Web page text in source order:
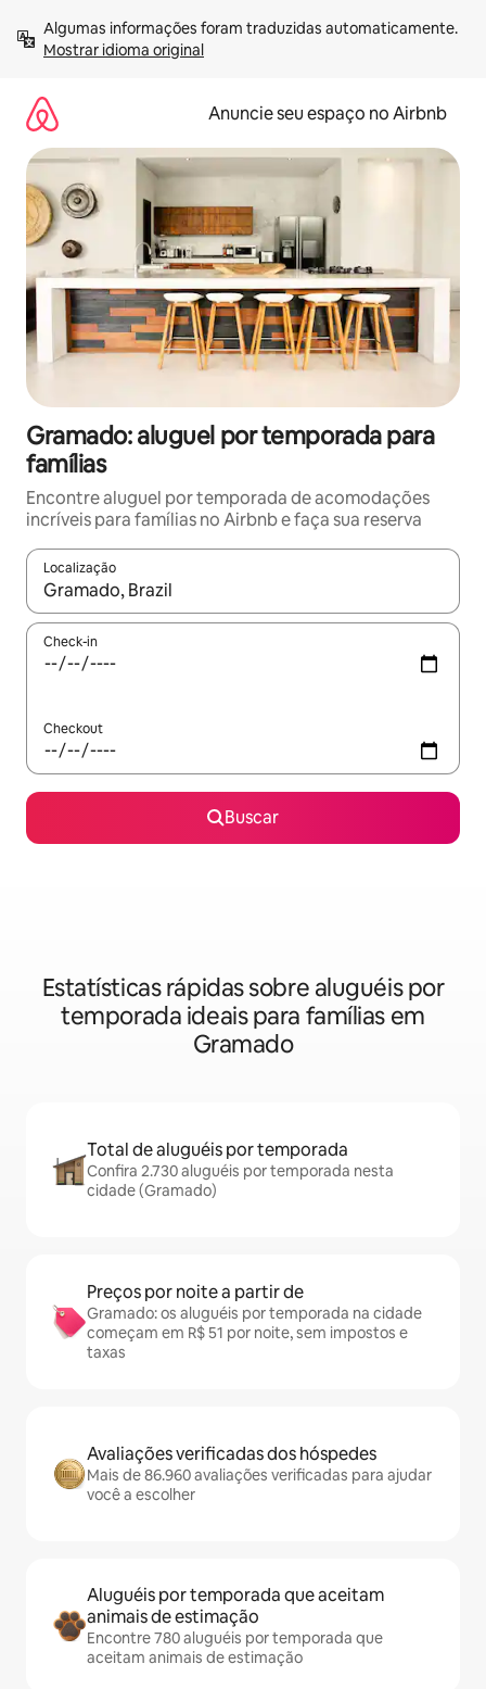
para
Mostrar idioma original
Anuncie seu espaço no Airbnb
Gramado: aluguel por temporada para
famílias
Encontre aluguel por temporada de acomodações
incríveis para famílias no Airbnb e faça sua reserva
Localização
Quando os resultados estiverem disponíveis, explore-os
Check-in
Checkout
Buscar
Estatísticas rápidas sobre aluguéis por
temporada ideais para famílias em
Gramado
Total de aluguéis por temporada
Confira 2.730 aluguéis por temporada nesta
cidade (Gramado)
Preços por noite a partir de
Gramado: os aluguéis por temporada na cidade
começam em R$ 51 por noite, sem impostos e
taxas
Avaliações verificadas dos hóspedes
Mais de 86.960 avaliações verificadas para ajudar
você a escolher
Aluguéis por temporada que aceitam
animais de estimação
Encontre 780 aluguéis por temporada que
aceitam animais de estimação